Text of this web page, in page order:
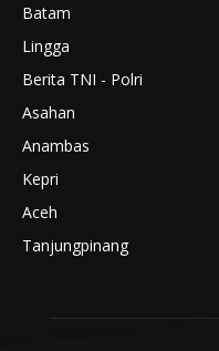
Batam
Lingga
Berita TNI - Polri
Asahan
Anambas
Kepri
Aceh
Tanjungpinang